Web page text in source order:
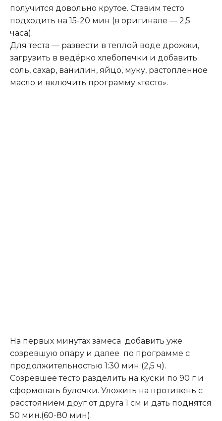
получится довольно крутое. Ставим тесто
подходить на 15-20 мин (в оригинале — 2,5
часа).
Для теста — развести в теплой воде дрожжи,
загрузить в ведёрко хлебопечки и добавить
соль, сахар, ванилин, яйцо, муку, растопленное
масло и включить программу «тесто».
На первых минутах замеса добавить уже
созревшую опару и далее по программе с
продолжительностью 1:30 мин (2,5 ч).
Созревшее тесто разделить на куски по 90 г и
сформовать булочки. Уложить на противень с
расстоянием друг от друга 1 см и дать поднятся
50 мин.(60-80 мин).